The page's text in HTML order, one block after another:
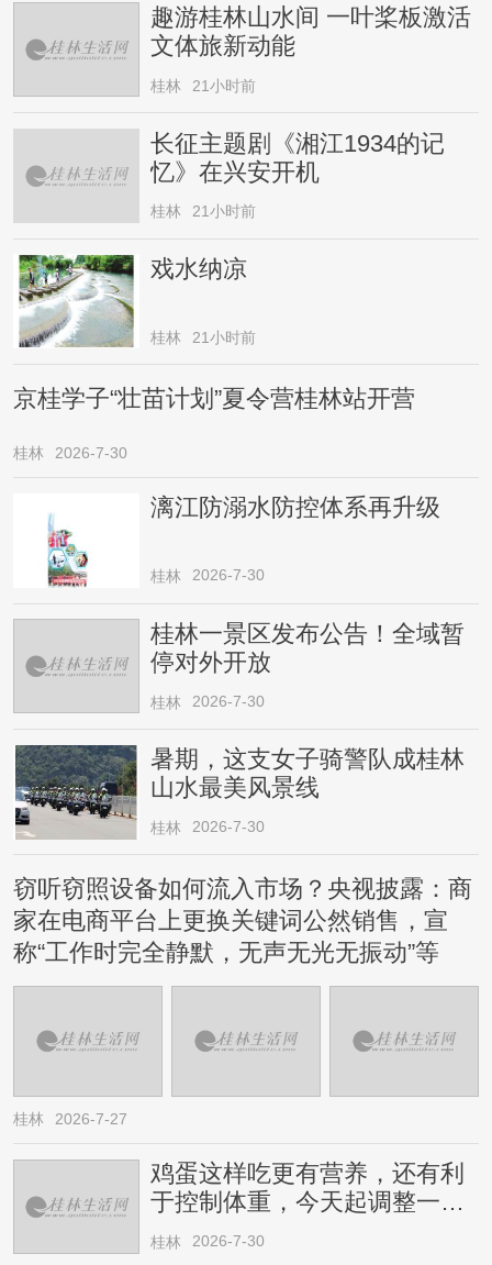
趣游桂林山水间 一叶桨板激活
文体旅新动能
桂林 21小时前
长征主题剧《湘江1934的记
忆》在兴安开机
桂林 21小时前
戏水纳凉
桂林 21小时前
京桂学子“壮苗计划”夏令营桂林站开营
桂林 2026-7-30
漓江防溺水防控体系再升级
桂林 2026-7-30
桂林一景区发布公告！全域暂
停对外开放
桂林 2026-7-30
暑期，这支女子骑警队成桂林
山水最美风景线
桂林 2026-7-30
窃听窃照设备如何流入市场？央视披露：商
家在电商平台上更换关键词公然销售，宣
称“工作时完全静默，无声无光无振动”等
桂林 2026-7-27
鸡蛋这样吃更有营养，还有利
于控制体重，今天起调整一下
→
桂林 2026-7-30